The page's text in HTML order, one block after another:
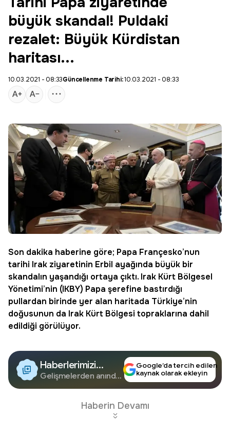
büyük skandal! Puldaki
rezalet: Büyük Kürdistan
haritası...
10.03.2021 - 08:33Güncellenme Tarihi:10.03.2021 - 08:33
Son dakika haberine göre; Papa Françesko’nun
tarihi Irak ziyaretinin Erbil ayağında büyük bir
skandalın yaşandığı ortaya çıktı. Irak Kürt Bölgesel
Yönetimi’nin (IKBY) Papa şerefine bastırdığı
pullardan birinde yer alan haritada Türkiye’nin
doğusunun da Irak Kürt Bölgesi topraklarına dahil
edildiği görülüyor.
Haberlerimizi
Google'da Takip
Edin
Gelişmelerden anında
Google’da tercih edilen
kaynak olarak ekleyin
Haberin Devamı